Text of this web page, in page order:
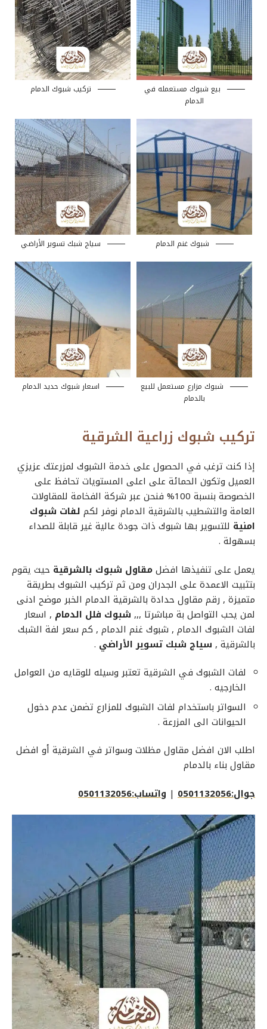
بيع شبوك مستعمله في
الدمام
تركيب شبوك الدمام
شبوك غنم الدمام سياج شبك تسوير الأراضي
شبوك مزارع مستعمل للبيع
بالدمام
اسعار شبوك حديد الدمام
تركيب شبوك زراعية الشرقية
إذا كنت ترغب في الحصول على خدمة الشبوك لمزرعتك عزيزي
العميل وتكون الحمائة على اعلى المستويات تحافظ على
الخصوصة بنسبة 100% فنحن عبر شركة الفخامة للمقاولات
العامة والتشطيب بالشرقية الدمام نوفر لكم لفات شبوك
امنية للتسوير بها شبوك ذات جودة عالية غير قابلة للصداء
بسهولة .
يعمل على تنفيذها افضلمقاول شبوك بالشرقية حيث يقوم
بتثبيت الاعمدة على الجدران ومن ثم تركيب الشبوك بطريقة
متميزة , رقم مقاول حدادة بالشرقية الدمام الخبر موضح ادنى
لمن يحب التواصل بة مباشرتا ,,, شبوك فلل الدمام , اسعار
لفات الشبوك الدمام , شبوك غنم الدمام , كم سعر لفة الشبك
بالشرقية , سياج شبك تسوير الأراضي .
لفات الشبوك في الشرقية تعتبر وسيله للوقايه من العوامل
الخارجيه .
السواتر باستخدام لفات الشبوك للمزارع تضمن عدم دخول
الحيوانات الى المزرعة .
اطلب الان افضل مقاول مظلات وسواتر في الشرقية أو افضل
مقاول بناء بالدمام
جوال:0501132056
| واتساب:0501132056